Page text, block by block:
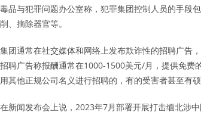
品与犯罪问题办公室称，犯罪集团控制人员的手段
、摘除器官等。
团通常在社交媒体和网络上发布欺诈性的招聘广告
聘广告称报酬通常在1000-1500美元/月，提供免费
其他正规公司名义进行招聘的，有的受害者甚至有硕
新闻发布会上说，2023年7月部署开展打击缅北涉